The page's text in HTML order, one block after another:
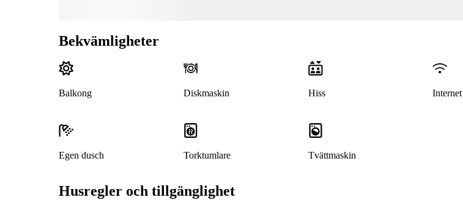
Bekvämligheter
Balkong Diskmaskin Hiss Internet
Egen dusch Torktumlare Tvättmaskin
Husregler och tillgänglighet